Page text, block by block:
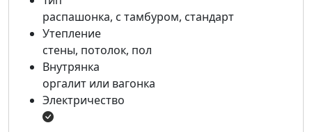
распашонка, с тамбуром, стандарт
Утепление
стены, потолок, пол
Внутрянка
оргалит или вагонка
Электричество